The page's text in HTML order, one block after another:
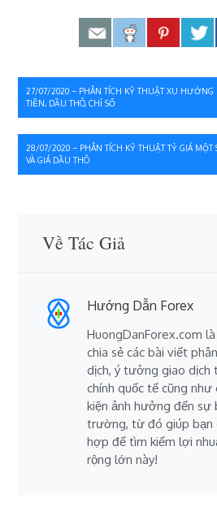
Điều
hướng
bài
viết
27/07/2020 – PHÂN TÍCH KỸ THUẬT XU HƯỚNG
TIỀN, DẦU THÔ, CHỈ SỐ
28/07/2020 – PHÂN TÍCH KỸ THUẬT TỶ GIÁ MỘT
VÀ GIÁ DẦU THÔ
Về Tác Giả
Hướng Dẫn Forex
HuongDanForex.com
chia sẻ các bài viết
dịch, ý tưởng giao
chính quốc tế cũng
kiện ảnh hưởng đến sự
trường, từ đó giúp bạn
hợp để tìm kiếm lợi
rộng lớn này!